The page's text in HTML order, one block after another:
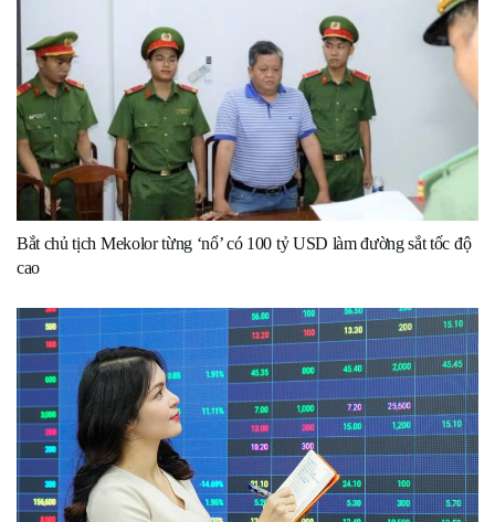
Bắt chủ tịch Mekolor từng ‘nổ’ có 100 tỷ USD làm đường sắt tốc độ
cao